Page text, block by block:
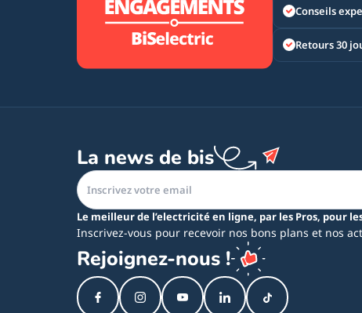
Conseils
Retours 30
La news de bis
Le meilleur de l’electricité en ligne, par les Pros, pour
Inscrivez-vous pour recevoir nos bons plans et nos
Rejoignez-nous !